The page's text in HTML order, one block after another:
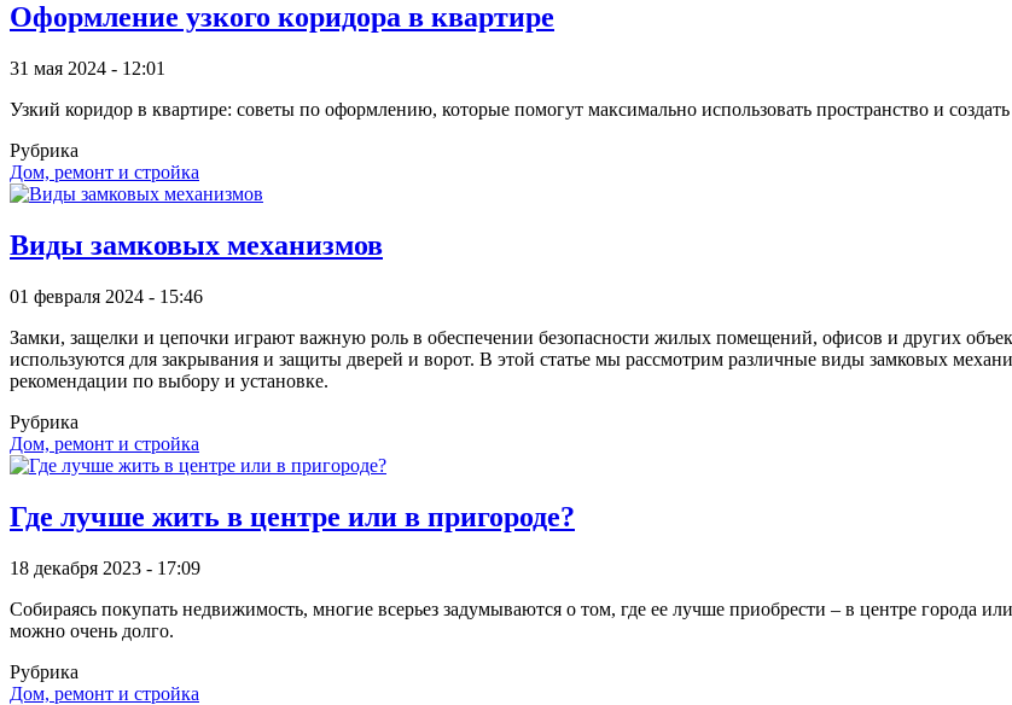
Оформление узкого коридора в квартире
31 мая 2024 - 12:01
Узкий коридор в квартире: советы по оформлению, которые помогут максимально использовать пространство и
Рубрика
Дом, ремонт и стройка
Виды замковых механизмов
01 февраля 2024 - 15:46
Замки, защелки и цепочки играют важную роль в обеспечении безопасности жилых помещений, офисов и других
используются для закрывания и защиты дверей и ворот. В этой статье мы рассмотрим различные виды замковых
рекомендации по выбору и установке.
Рубрика
Дом, ремонт и стройка
Где лучше жить в центре или в пригороде?
18 декабря 2023 - 17:09
Собираясь покупать недвижимость, многие всерьез задумываются о том, где ее лучше приобрести – в центре города
можно очень долго.
Рубрика
Дом, ремонт и стройка